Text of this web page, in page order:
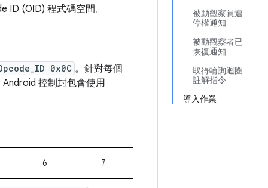
被動觀察員遭
停權通知
被動觀察者已
恢復通知
取得輪詢迴圈
註解指令
導入作業
ID (OID) 程式碼空間。
0x0C 。針對每個
Android 控制封包會使用
6 7